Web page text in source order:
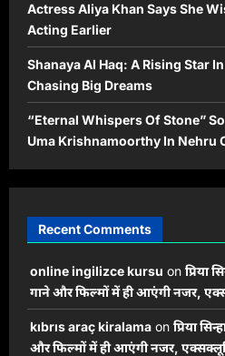
Actress Aliya Khan Says She
Acting Earlier
Shanaya Al Haq: A Rising Star
Chasing Big Dreams
“Eternal Whispers Of Stone”
Uma Krishnamoorthy In Nehru
Recent Comments
online ingilizce kursu on प्रिया
गाने और फिल्मों में ही आएंगी नजर,
kıbrıs araç kiralama on प्रिया
और फिल्मों में ही आएंगी नजर,